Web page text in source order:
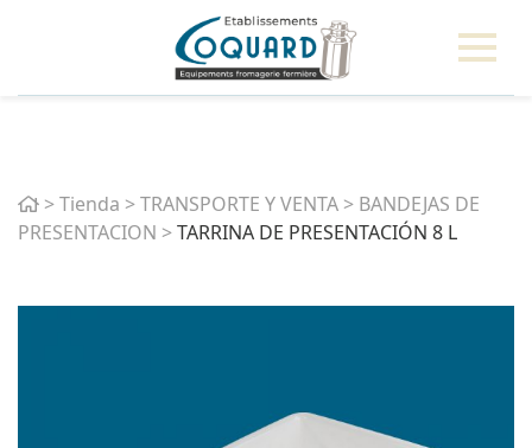
Home
>Tienda >TRANSPORTE Y VENTA > BANDEJAS DE
PRESENTACION >TARRINA DE PRESENTACIÓN 8 L